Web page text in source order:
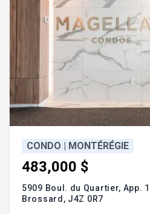
CONDO | MONTÉRÉGIE
483,000 $
5909 Boul. du Quartier, App.
Brossard, J4Z 0R7